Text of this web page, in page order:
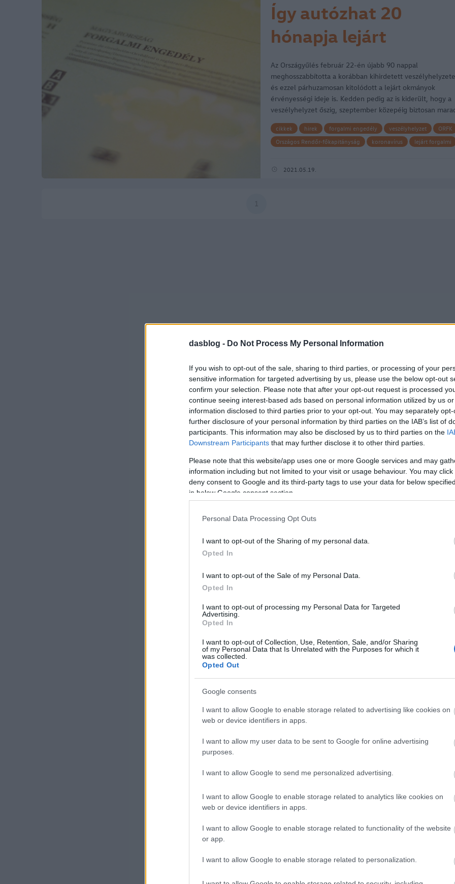
dasblog - Do Not Process My Personal Information
If you wish to opt-out of the sale, sharing to third parties, or processing of your
sensitive information for targeted advertising by us, please use the below opt-out
confirm your selection. Please note that after your opt-out request is processed
continue seeing interest-based ads based on personal information utilized by us
information disclosed to third parties prior to your opt-out. You may separately
further disclosure of your personal information by third parties on the IAB’s list of
participants. This information may also be disclosed by us to third parties on the
Downstream Participants that may further disclose it to other third parties.
Please note that this website/app uses one or more Google services and may
information including but not limited to your visit or usage behaviour. You may
deny consent to Google and its third-party tags to use your data for below
in below Google consent section.
Personal Data Processing Opt Outs
I want to opt-out of the Sharing of my personal data.
Opted In
I want to opt-out of the Sale of my Personal Data.
Opted In
I want to opt-out of processing my Personal Data for Targeted
Advertising.
Opted In
I want to opt-out of Collection, Use, Retention, Sale, and/or Sharing
of my Personal Data that Is Unrelated with the Purposes for which it
was collected.
Opted Out
Google consents
I want to allow Google to enable storage related to advertising like cookies on
web or device identifiers in apps.
I want to allow my user data to be sent to Google for online advertising
purposes.
I want to allow Google to send me personalized advertising.
I want to allow Google to enable storage related to analytics like cookies on
web or device identifiers in apps.
I want to allow Google to enable storage related to functionality of the website
or app.
I want to allow Google to enable storage related to personalization.
Így autózhat 20
hónapja lejárt
forgalmival – legálisan
Az Országyűlés február 22-én újabb 90 nappal
meghosszabbította a korábban kihirdetett
és ezzel párhuzamosan kitolódott a lejárt okmányok
érvényességi ideje is. Kedden pedig az is kiderült, hogy a
veszélyhelyzet őszig, szeptember közepéig biztosan
Magyarországon, miután a…
cikkek hirek forgalmi engedély veszélyhelyzet
ORFK
Országos Rendőr-főkapitányság
koronavírus
lejárt forgalmi
2021.05.19.